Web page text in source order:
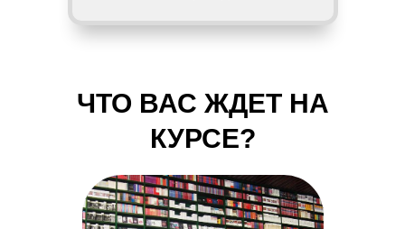
ЧТО ВАС ЖДЕТ НА
КУРСЕ?